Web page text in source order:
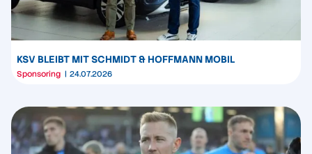
KSV BLEIBT MIT SCHMIDT & HOFFMANN MOBIL
Sponsoring 24.07.2026